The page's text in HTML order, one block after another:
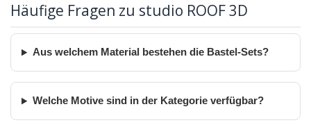
Häufige Fragen zu studio ROOF 3D
Aus welchem Material bestehen die Bastel-Sets?
Welche Motive sind in der Kategorie verfügbar?